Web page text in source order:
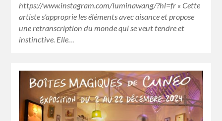
https://www.instagram.com/luminawang/?hl=fr « Cette
artiste s’approprie les éléments avec aisance et propose
une retranscription du monde qui se veut tendre et
instinctive. Elle…